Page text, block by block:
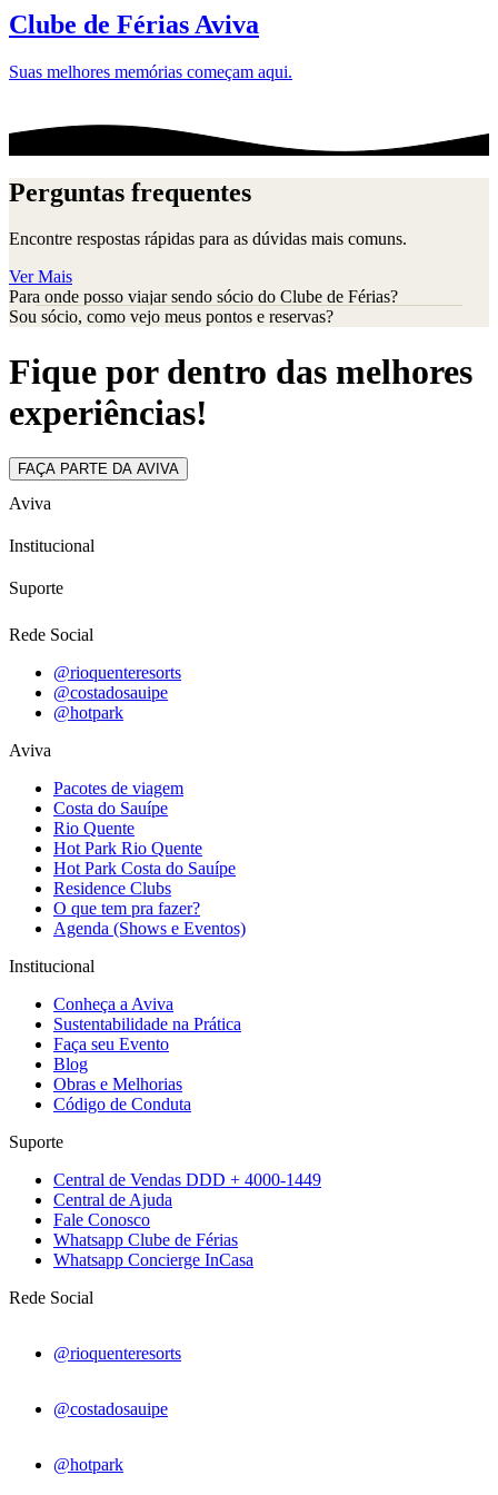
Clube de Férias Aviva
Suas melhores memórias começam aqui.
Perguntas frequentes
Encontre respostas rápidas para as dúvidas mais comuns.
Ver Mais
Para onde posso viajar sendo sócio do Clube de Férias?
Sou sócio, como vejo meus pontos e reservas?
Fique por dentro das melhores
experiências!
FAÇA PARTE DA AVIVA
Aviva
Institucional
Suporte
Rede Social
@rioquenteresorts
@costadosauipe
@hotpark
Aviva
Pacotes de viagem
Costa do Sauípe
Rio Quente
Hot Park Rio Quente
Hot Park Costa do Sauípe
Residence Clubs
O que tem pra fazer?
Agenda (Shows e Eventos)
Institucional
Conheça a Aviva
Sustentabilidade na Prática
Faça seu Evento
Blog
Obras e Melhorias
Código de Conduta
Suporte
Central de Vendas DDD + 4000-1449
Central de Ajuda
Fale Conosco
Whatsapp Clube de Férias
Whatsapp Concierge InCasa
Rede Social
@rioquenteresorts
@costadosauipe
@hotpark